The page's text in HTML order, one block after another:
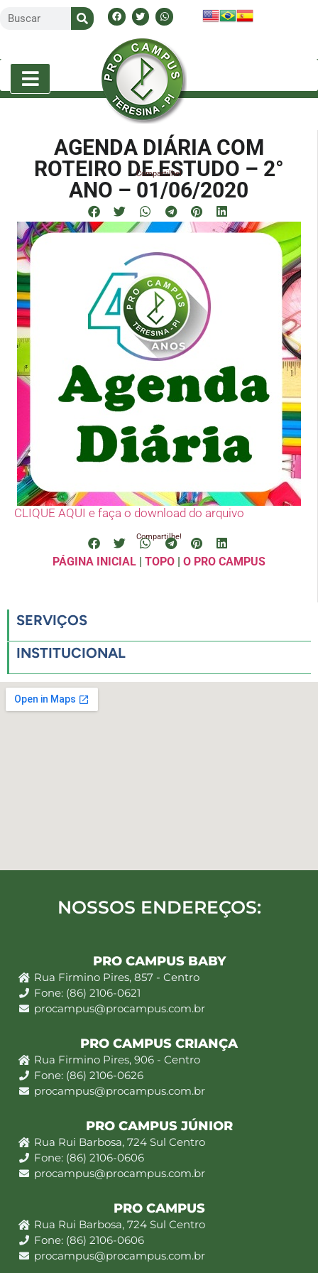
AGENDA DIÁRIA COM
ROTEIRO DE ESTUDO – 2°
ANO – 01/06/2020
Compartilhe!
CLIQUE AQUI e faça o download do arquivo
Compartilhe!
PÁGINA INICIAL| TOPO| O PRO CAMPUS
SERVIÇOS
INSTITUCIONAL
NOSSOS ENDEREÇOS:
PRO CAMPUS BABY
Rua Firmino Pires, 857 - Centro
Fone: (86) 2106-0621
procampus@procampus.com.br
PRO CAMPUS CRIANÇA
Rua Firmino Pires, 906 - Centro
Fone: (86) 2106-0626
procampus@procampus.com.br
PRO CAMPUS JÚNIOR
Rua Rui Barbosa, 724 Sul Centro
Fone: (86) 2106-0606
procampus@procampus.com.br
PRO CAMPUS
Rua Rui Barbosa, 724 Sul Centro
Fone: (86) 2106-0606
procampus@procampus.com.br